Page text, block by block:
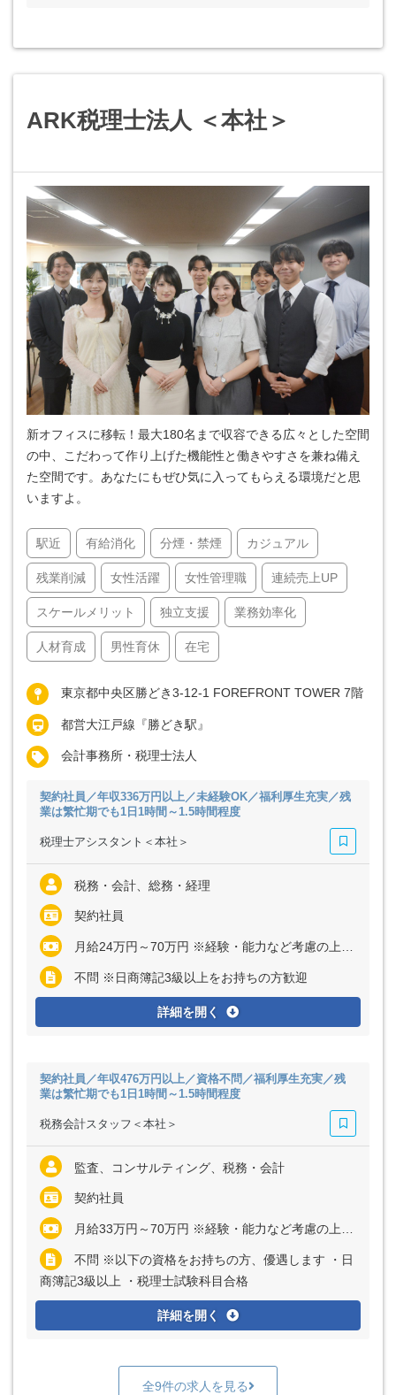
ARK税理士法人 ＜本社＞
新オフィスに移転！最大180名まで収容できる広々とした空間
の中、こだわって作り上げた機能性と働きやすさを兼ね備え
た空間です。あなたにもぜひ気に入ってもらえる環境だと思
いますよ。
駅近 有給消化 分煙・禁煙 カジュアル
残業削減 女性活躍 女性管理職 連続売上UP
スケールメリット 独立支援 業務効率化
人材育成 男性育休 在宅
東京都中央区勝どき3-12-1 FOREFRONT TOWER 7階
都営大江戸線『勝どき駅』
会計事務所・税理士法人
契約社員／年収336万円以上／未経験OK／福利厚生充実／残
業は繁忙期でも1日1時間～1.5時間程度
税理士アシスタント＜本社＞
税務・会計、総務・経理
契約社員
月給24万円～70万円 ※経験・能力など考慮の上、決定いたします ※上記に固定残業代（月25～40時間分＝3万8810円～16万6667円）を含む ※超過分は別途全額支給
不問 ※日商簿記3級以上をお持ちの方歓迎
詳細を開く
契約社員／年収476万円以上／資格不問／福利厚生充実／残
業は繁忙期でも1日1時間～1.5時間程度
税務会計スタッフ＜本社＞
監査、コンサルティング、税務・会計
契約社員
月給33万円～70万円 ※経験・能力など考慮の上、決定いたします ※上記に固定残業代（月40時間分＝7万8571円～16万6667円）を含む ※超過分は別途全額支給
不問 ※以下の資格をお持ちの方、優遇します ・日
商簿記3級以上 ・税理士試験科目合格
詳細を開く
全9件の求人を見る